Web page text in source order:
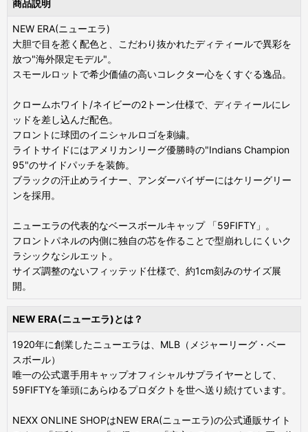
商品説明
NEW ERA(ニューエラ)
大胆で目を惹く配色と、こだわり抜かれたディティールで異彩を
放つ"海外限定モデル"。
スモールロットで希少価値の高いコレクター心をくすぐる逸品。
クロームホワイト/ネイビーの2トーン仕様で、ディティールにレ
ッドを差し込んだ配色。
フロントに球団のイニシャルロゴを刺繍。
ライトサイドにはアメリカンリーグ優勝時の"Indians Champion
95"のサイドパッチを装飾。
ブラックの汗止めライナー、アンダーバイザーにはケリーグリー
ンを採用。
ニューエラの代表的なベースボールキャップ 「59FIFTY」。
フロントパネルの内側に独自の芯を作ることで型崩れしにくいク
ラシックなシルエット。
サイズ調整のないフィッテッド仕様で、約1cm刻みのサイズ展
開。
NEW ERA(ニューエラ)とは？
1920年に創業したニューエラは、MLB（メジャーリーグ・ベー
スボール）
唯一の公式選手用キャップオフィシャルサプライヤーとして、
59FIFTYを筆頭にあらゆるプロダクトを世へ送り続けています。
NEXX ONLINE SHOPはNEW ERA(ニューエラ)の公式通販サイト